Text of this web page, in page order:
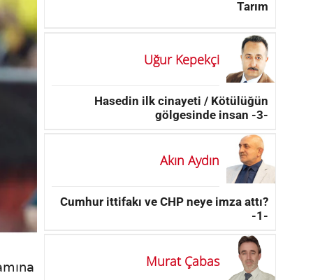
Tarım
Uğur Kepekçi
Hasedin ilk cinayeti / Kötülüğün
gölgesinde insan -3-
Akın Aydın
Cumhur ittifakı ve CHP neye imza attı?
-1-
Murat Çabas